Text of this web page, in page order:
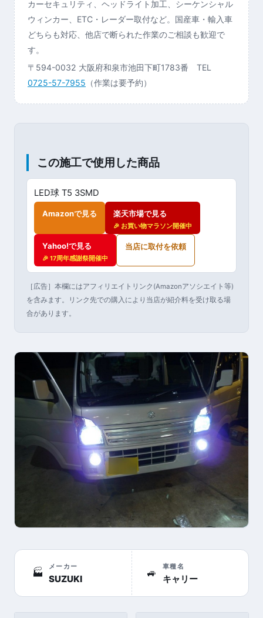
カーセキュリティ、ヘッドライト加工、シーケンシャル
ウィンカー、ETC・レーダー取付など。国産車・輸入車
どちらも対応、他店で断られた作業のご相談も歓迎で
す。
〒594-0032 大阪府和泉市池田下町1783番 TEL
0725-57-7955 （作業は要予約）
この施工で使用した商品
LED球 T5 3SMD
Amazonで見る 楽天市場で見る
🎉 お買い物マラソン開催中
Yahoo!で見る
🎉 17周年感謝祭開催中
当店に取付を依頼
［広告］本欄にはアフィリエイトリンク(Amazonアソシエイト等)
を含みます。リンク先での購入により当店が紹介料を受け取る場
合があります。
🏭
メーカー
SUZUKI
🚙
車種名
キャリー